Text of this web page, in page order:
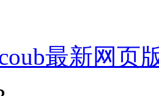
最新网页